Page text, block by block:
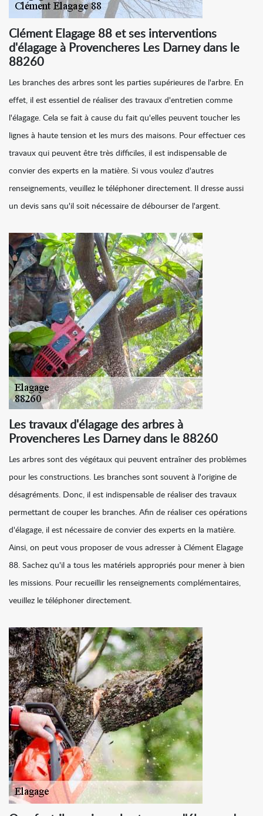
Clément Elagage 88 et ses interventions
d'élagage à Provencheres Les Darney dans le
88260
Les branches des arbres sont les parties supérieures de l'arbre. En
effet, il est essentiel de réaliser des travaux d'entretien comme
l'élagage. Cela se fait à cause du fait qu'elles peuvent toucher les
lignes à haute tension et les murs des maisons. Pour effectuer ces
travaux qui peuvent être très difficiles, il est indispensable de
convier des experts en la matière. Si vous voulez d'autres
renseignements, veuillez le téléphoner directement. Il dresse aussi
un devis sans qu'il soit nécessaire de débourser de l'argent.
Les travaux d'élagage des arbres à
Provencheres Les Darney dans le 88260
Les arbres sont des végétaux qui peuvent entraîner des problèmes
pour les constructions. Les branches sont souvent à l'origine de
désagréments. Donc, il est indispensable de réaliser des travaux
permettant de couper les branches. Afin de réaliser ces opérations
d'élagage, il est nécessaire de convier des experts en la matière.
Ainsi, on peut vous proposer de vous adresser à Clément Elagage
88. Sachez qu'il a tous les matériels appropriés pour mener à bien
les missions. Pour recueillir les renseignements complémentaires,
veuillez le téléphoner directement.